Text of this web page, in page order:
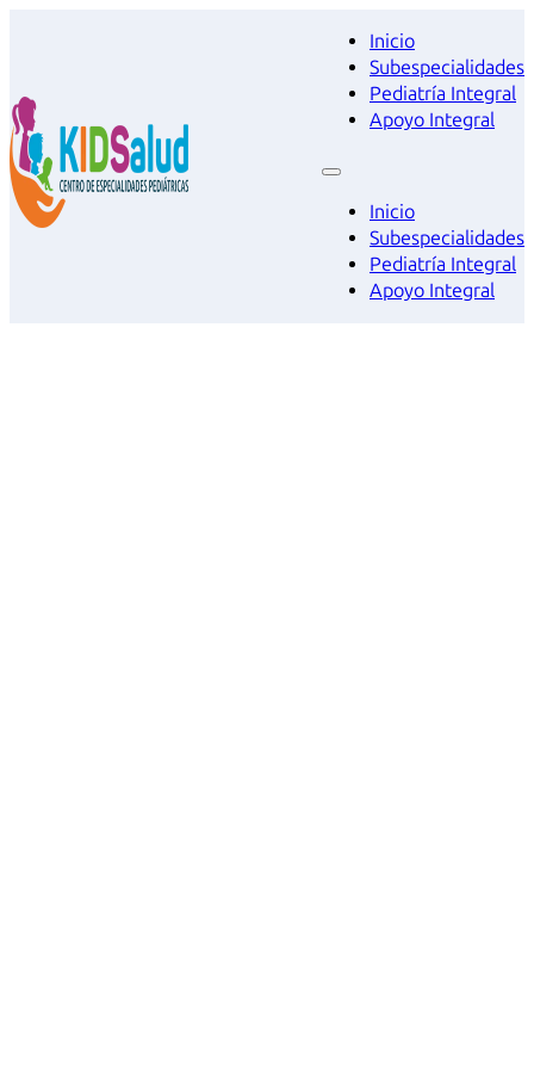
Inicio
Subespecialidades
Pediatría Integral
Apoyo Integral
Inicio
Subespecialidades
Pediatría Integral
Apoyo Integral